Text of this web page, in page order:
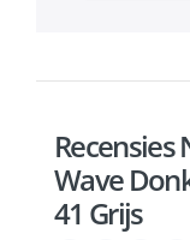
Recensies
Wave
41 Grijs